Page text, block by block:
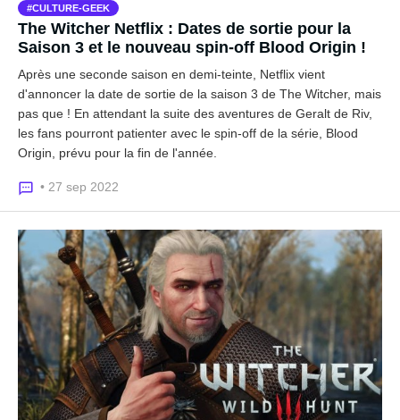
CULTURE-GEEK
The Witcher Netflix : Dates de sortie pour la
Saison 3 et le nouveau spin-off Blood Origin !
Après une seconde saison en demi-teinte, Netflix vient
d'annoncer la date de sortie de la saison 3 de The Witcher, mais
pas que ! En attendant la suite des aventures de Geralt de Riv,
les fans pourront patienter avec le spin-off de la série, Blood
Origin, prévu pour la fin de l'année.
• 27 sep 2022